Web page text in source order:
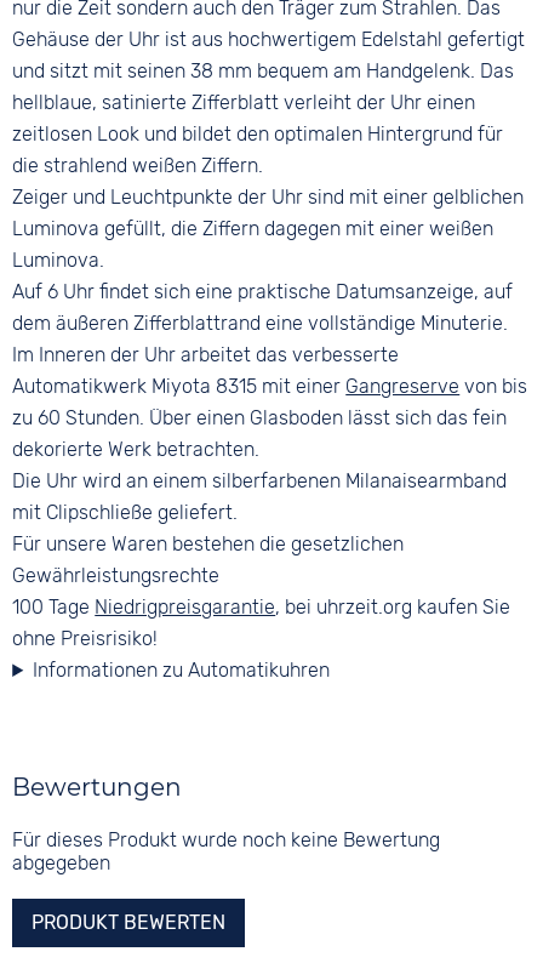
Silber
Bandschließe
Clipverschluss
nur die Zeit sondern auch den Träger zum Strahlen. Das
Gehäuse der Uhr ist aus hochwertigem Edelstahl gefertigt
und sitzt mit seinen 38 mm bequem am Handgelenk. Das
hellblaue, satinierte Zifferblatt verleiht der Uhr einen
zeitlosen Look und bildet den optimalen Hintergrund für
die strahlend weißen Ziffern.
Zeiger und Leuchtpunkte der Uhr sind mit einer gelblichen
Luminova gefüllt, die Ziffern dagegen mit einer weißen
Luminova.
Auf 6 Uhr findet sich eine praktische Datumsanzeige, auf
dem äußeren Zifferblattrand eine vollständige Minuterie.
Im Inneren der Uhr arbeitet das verbesserte
Automatikwerk Miyota 8315 mit einer Gangreserve von bis
zu 60 Stunden. Über einen Glasboden lässt sich das fein
dekorierte Werk betrachten.
Die Uhr wird an einem silberfarbenen Milanaisearmband
mit Clipschließe geliefert.
Für unsere Waren bestehen die gesetzlichen
Gewährleistungsrechte
100 Tage Niedrigpreisgarantie, bei uhrzeit.org kaufen Sie
ohne Preisrisiko!
Informationen zu Automatikuhren
Bewertungen
Für dieses Produkt wurde noch keine Bewertung
abgegeben
PRODUKT BEWERTEN